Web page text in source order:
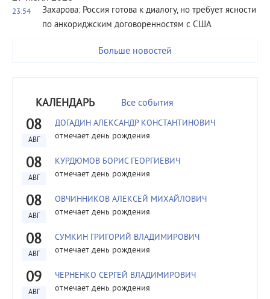
23:54
Захарова: Россия готова к диалогу, но требует ясности
по анкориджским договоренностям с США
Больше новостей
КАЛЕНДАРЬ Все события
08
АВГ
ДОГАДИН АЛЕКСАНДР КОНСТАНТИНОВИЧ
отмечает день рождения
08
АВГ
КУРДЮМОВ БОРИС ГЕОРГИЕВИЧ
отмечает день рождения
08
АВГ
ОВЧИННИКОВ АЛЕКСЕЙ МИХАЙЛОВИЧ
отмечает день рождения
08
АВГ
СУМКИН ГРИГОРИЙ ВЛАДИМИРОВИЧ
отмечает день рождения
09
АВГ
ЧЕРНЕНКО СЕРГЕЙ ВЛАДИМИРОВИЧ
отмечает день рождения